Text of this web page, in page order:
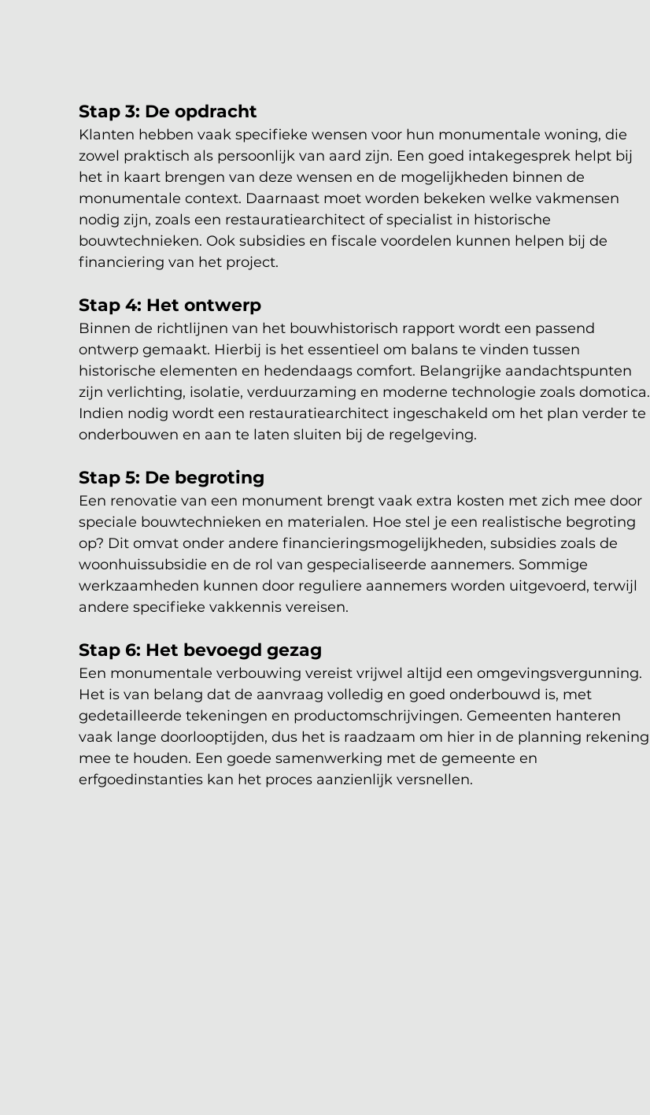
Stap 3: De opdracht
Klanten hebben vaak specifieke wensen voor hun monumentale woning, die
zowel praktisch als persoonlijk van aard zijn. Een goed intakegesprek helpt bij
het in kaart brengen van deze wensen en de mogelijkheden binnen de
monumentale context. Daarnaast moet worden bekeken welke vakmensen
nodig zijn, zoals een restauratiearchitect of specialist in historische
bouwtechnieken. Ook subsidies en fiscale voordelen kunnen helpen bij de
financiering van het project.
Stap 4: Het ontwerp
Binnen de richtlijnen van het bouwhistorisch rapport wordt een passend
ontwerp gemaakt. Hierbij is het essentieel om balans te vinden tussen
historische elementen en hedendaags comfort. Belangrijke aandachtspunten
zijn verlichting, isolatie, verduurzaming en moderne technologie zoals domotica.
Indien nodig wordt een restauratiearchitect ingeschakeld om het plan verder te
onderbouwen en aan te laten sluiten bij de regelgeving.
Stap 5: De begroting
Een renovatie van een monument brengt vaak extra kosten met zich mee door
speciale bouwtechnieken en materialen. Hoe stel je een realistische begroting
op? Dit omvat onder andere financieringsmogelijkheden, subsidies zoals de
woonhuissubsidie en de rol van gespecialiseerde aannemers. Sommige
werkzaamheden kunnen door reguliere aannemers worden uitgevoerd, terwijl
andere specifieke vakkennis vereisen.
Stap 6: Het bevoegd gezag
Een monumentale verbouwing vereist vrijwel altijd een omgevingsvergunning.
Het is van belang dat de aanvraag volledig en goed onderbouwd is, met
gedetailleerde tekeningen en productomschrijvingen. Gemeenten hanteren
vaak lange doorlooptijden, dus het is raadzaam om hier in de planning rekening
mee te houden. Een goede samenwerking met de gemeente en
erfgoedinstanties kan het proces aanzienlijk versnellen.